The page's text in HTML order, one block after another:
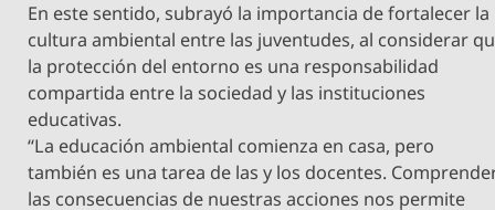
En este sentido, subrayó la importancia de fortalecer la
cultura ambiental entre las juventudes, al considerar
la protección del entorno es una responsabilidad
compartida entre la sociedad y las instituciones
educativas.
“La educación ambiental comienza en casa, pero
también es una tarea de las y los docentes.
las consecuencias de nuestras acciones nos permite